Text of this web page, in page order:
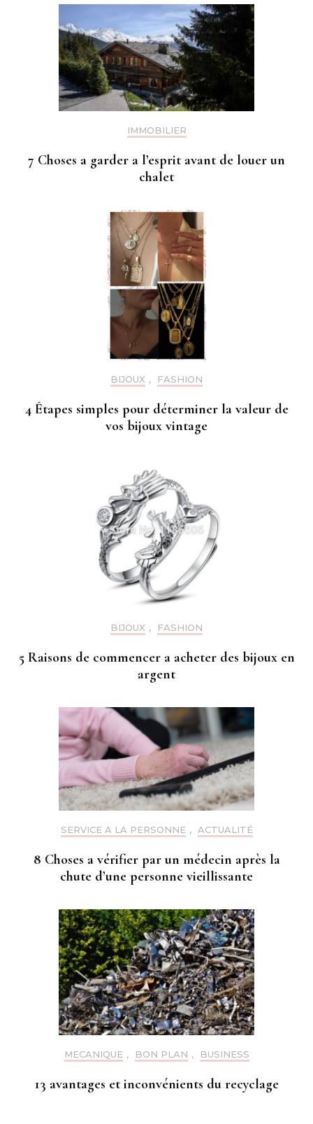
IMMOBILIER
7 Choses a garder a l’esprit avant de louer un
chalet
BIJOUX , FASHION
4 Étapes simples pour déterminer la valeur de
vos bijoux vintage
BIJOUX , FASHION
5 Raisons de commencer a acheter des bijoux en
argent
SERVICE A LA PERSONNE , ACTUALITÉ
8 Choses a vérifier par un médecin après la
chute d’une personne vieillissante
MECANIQUE , BON PLAN , BUSINESS
13 avantages et inconvénients du recyclage